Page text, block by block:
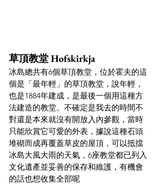
草頂教堂 Hofskirkja
冰島總共有6個草頂教堂，位於霍夫的這
個是「最年輕」的草頂教堂，說年輕，
也是1884年建成，是最後一個用這種方
法建造的教堂。不確定是我去的時間不
對還是本來就沒有開放入內參觀，當時
只能欣賞它可愛的外表，據說這種石頭
堆砌而成再覆蓋草皮的屋頂，可以抵擋
冰島大風大雨的天氣，6座教堂都已列入
文化遺產並妥善的保存和維護，有機會
的話也想收集全部呢